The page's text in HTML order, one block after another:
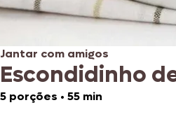
Jantar com amigos
Escondidinho
5 porções • 55 min